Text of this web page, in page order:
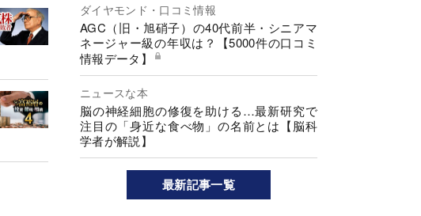
ダイヤモンド・口コミ情報
AGC（旧・旭硝子）の40代前半・シニアマ
ネージャー級の年収は？【5000件の口コミ
情報データ】
ニュースな本
脳の神経細胞の修復を助ける…最新研究で
注目の「身近な食べ物」の名前とは【脳科
学者が解説】
最新記事一覧